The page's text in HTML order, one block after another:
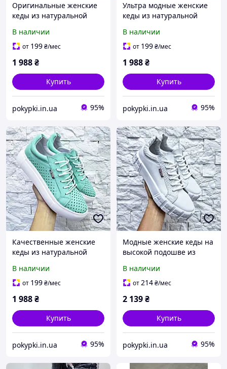
Оригинальные женские
кеды из натуральной
толстой подошве
лимонные, р. 36-40
В наличии
от 199₴/мес
1 988₴
Купить
pokypki.in.ua 95%
Ультра модные женские
кеды из натуральной
макси подошве
сиреневые, р. 36-40
В наличии
от 199₴/мес
1 988₴
Купить
pokypki.in.ua 95%
Качественные женские
кеды из натуральной
макси подошве на
шнурках мята цвет, р. 36-
В наличии
от 199₴/мес
1 988₴
Купить
pokypki.in.ua 95%
Модные женские кеды на
высокой подошве из
кожи + тиснение на
шнуровке белые, р.36-41
В наличии
от214₴/мес
2 139₴
Купить
pokypki.in.ua 95%